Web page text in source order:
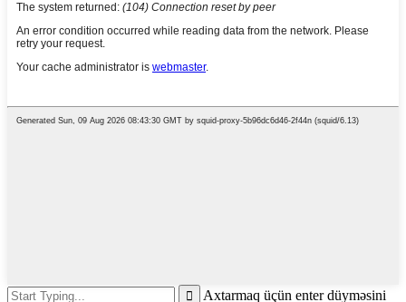
Axtarmaq üçün enter düyməsini